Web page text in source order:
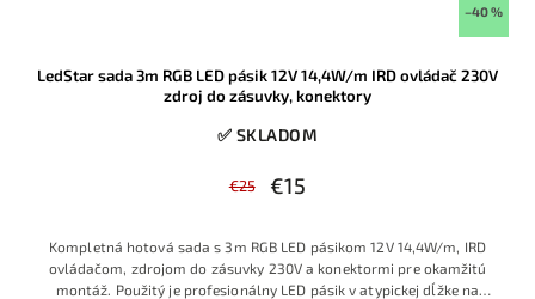
–40 %
LedStar sada 3m RGB LED pásik 12V 14,4W/m IRD ovládač 230V
zdroj do zásuvky, konektory
✅ SKLADOM
€25 €15
Kompletná hotová sada s 3m RGB LED pásikom 12V 14,4W/m, IRD
ovládačom, zdrojom do zásuvky 230V a konektormi pre okamžitú
montáž. Použitý je profesionálny LED pásik v atypickej dĺžke na